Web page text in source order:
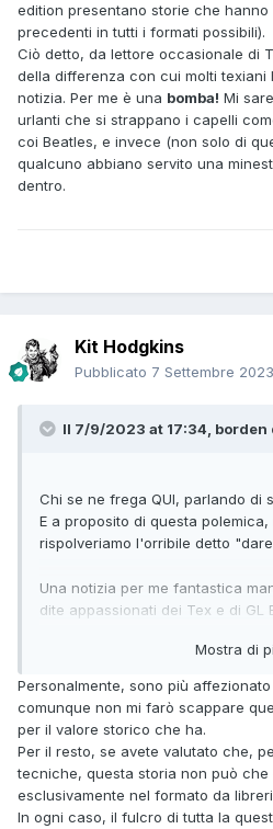
edition presentano storie che
precedenti in tutti i formati possibili).
Ciò detto, da lettore occasionale di
della differenza con cui molti texiani
notizia. Per me è una bomba! Mi
urlanti che si strappano i capelli
coi Beatles, e invece (non solo di
qualcuno abbiano servito una
dentro.
Kit Hodgkins
Pubblicato 7 Settembre 2023
Il 7/9/2023 at 17:34, borden
Chi se ne frega QUI, parlando di
E a proposito di questa
rispolveriamo l'orribile detto
Una notizia per me fantastica
dite appassionati dei Tex e di GL
In quanto a chi non vuol essere
non esserlo, basterebbe stare
alcuni di voi è dir poco.
Qualsiasi cosa faccia ormai la
Mostra di
Personalmente, sono più
comunque non mi farò scappare
per il valore storico che ha.
Per il resto, se avete valutato che,
tecniche, questa storia non può
esclusivamente nel formato da
In ogni caso, il fulcro di tutta la